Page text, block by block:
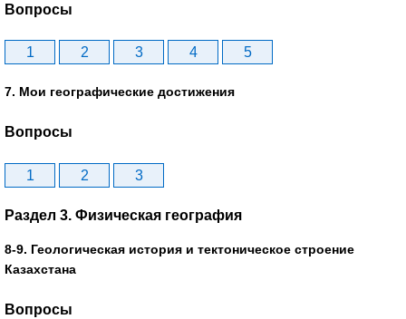
Вопросы
1 2 3 4 5
7. Мои географические достижения
Вопросы
1 2 3
Раздел 3. Физическая география
8-9. Геологическая история и тектоническое строение
Казахстана
Вопросы